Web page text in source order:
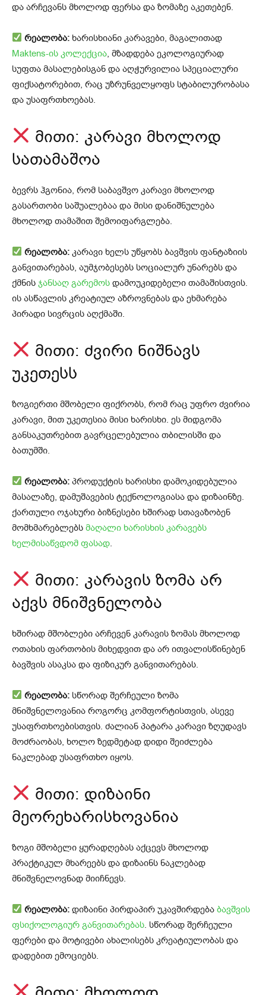
და არჩევანს მხოლოდ ფერსა და ზომაზე აკეთებენ.
რეალობა: ხარისხიანი კარავები, მაგალითად
Maktens-ის კოლექცია, მზადდება ეკოლოგიურად
სუფთა მასალებისგან და აღჭურვილია სპეციალური
ფიქსატორებით, რაც უზრუნველყოფს სტაბილურობასა
და უსაფრთხოებას.
მითი: კარავი მხოლოდ
სათამაშოა
ბევრს ჰგონია, რომ საბავშვო კარავი მხოლოდ
გასართობი საშუალებაა და მისი დანიშნულება
მხოლოდ თამაშით შემოიფარგლება.
რეალობა: კარავი ხელს უწყობს ბავშვის ფანტაზიის
განვითარებას, აუმჯობესებს სოციალურ უნარებს და
ქმნის ჯანსაღ გარემოს დამოუკიდებელი თამაშისთვის.
ის ასწავლის კრეატიულ აზროვნებას და ეხმარება
პირადი სივრცის აღქმაში.
მითი: ძვირი ნიშნავს
უკეთესს
ზოგიერთი მშობელი ფიქრობს, რომ რაც უფრო ძვირია
კარავი, მით უკეთესია მისი ხარისხი. ეს მიდგომა
განსაკუთრებით გავრცელებულია თბილისში და
ბათუმში.
რეალობა: პროდუქტის ხარისხი დამოკიდებულია
მასალაზე, დამუშავების ტექნოლოგიასა და დიზაინზე.
ქართული ოჯახური ბიზნესები ხშირად სთავაზობენ
მომხმარებლებს მაღალი ხარისხის კარავებს
ხელმისაწვდომ ფასად.
მითი: კარავის ზომა არ
აქვს მნიშვნელობა
ხშირად მშობლები არჩევენ კარავის ზომას მხოლოდ
ოთახის ფართობის მიხედვით და არ ითვალისწინებენ
ბავშვის ასაკსა და ფიზიკურ განვითარებას.
რეალობა: სწორად შერჩეული ზომა
მნიშვნელოვანია როგორც კომფორტისთვის, ასევე
უსაფრთხოებისთვის. ძალიან პატარა კარავი ზღუდავს
მოძრაობას, ხოლო ზედმეტად დიდი შეიძლება
ნაკლებად უსაფრთხო იყოს.
მითი: დიზაინი
მეორეხარისხოვანია
ზოგი მშობელი ყურადღებას აქცევს მხოლოდ
პრაქტიკულ მხარეებს და დიზაინს ნაკლებად
მნიშვნელოვნად მიიჩნევს.
რეალობა: დიზაინი პირდაპირ უკავშირდებაბავშვის
ფსიქოლოგიურ განვითარებას. სწორად შერჩეული
ფერები და მოტივები ახალისებს კრეატიულობას და
დადებით ემოციებს.